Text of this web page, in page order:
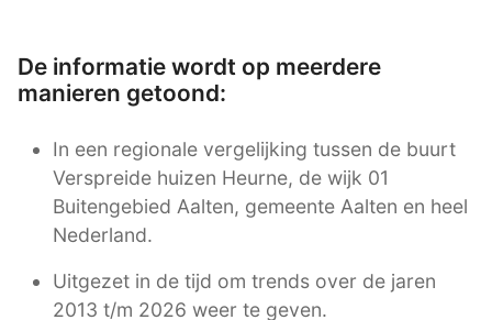
De informatie wordt op meerdere
manieren getoond:
In een regionale vergelijking tussen de buurt
Verspreide huizen Heurne, de wijk 01
Buitengebied Aalten, gemeente Aalten en heel
Nederland.
Uitgezet in de tijd om trends over de jaren
2013 t/m 2026 weer te geven.